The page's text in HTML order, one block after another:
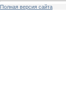
Полная версия сайта